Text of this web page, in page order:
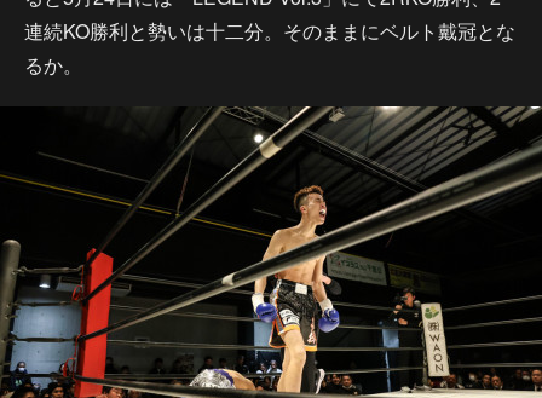
連続KO勝利と勢いは十二分。そのままにベルト戴冠とな
るか。